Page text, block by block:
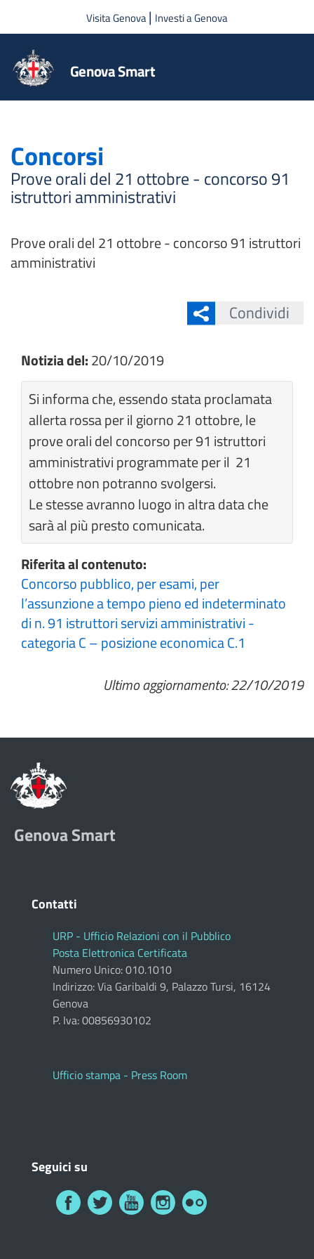
Salta al contenuto principale
Visita Genova| Investi a Genova
Genova Smart
Concorsi
Prove orali del 21 ottobre - concorso 91
istruttori amministrativi
Prove orali del 21 ottobre - concorso 91 istruttori
amministrativi
Condividi
Notizia del:20/10/2019
Si informa che, essendo stata proclamata
allerta rossa per il giorno 21 ottobre, le
prove orali del concorso per 91 istruttori
amministrativi programmate per il 21
ottobre non potranno svolgersi.
Le stesse avranno luogo in altra data che
sarà al più presto comunicata.
Riferita al contenuto:
Concorso pubblico, per esami, per
l’assunzione a tempo pieno ed indeterminato
di n. 91 istruttori servizi amministrativi -
categoria C – posizione economica C.1
Ultimo aggiornamento: 22/10/2019
Genova Smart
Contatti
URP - Ufficio Relazioni con il Pubblico
Posta Elettronica Certificata
Numero Unico: 010.1010
Indirizzo: Via Garibaldi 9, Palazzo Tursi, 16124
Genova
P. Iva: 00856930102
Ufficio stampa - Press Room
Seguici su